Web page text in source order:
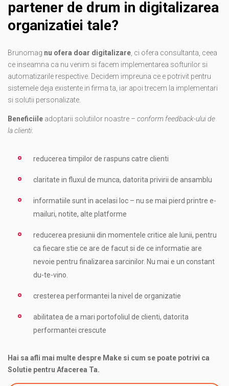
partener de drum in digitalizarea
organizatiei tale?
Brunomag nu ofera doar digitalizare , ci ofera consultanta, ceea
ce inseamna ca nu venim si facem implementarea softurilor si
automatizarile respective. Decidem impreuna ce e potrivit pentru
sistemele deja existente in firma ta, iar apoi trecem la implementari
si solutii personalizate.
Beneficiile adoptarii solutiilor noastre – conform feedback-ului de
la clienti:
reducerea timpilor de raspuns catre clienti
claritate in fluxul de munca, datorita privirii de ansamblu
informatiile sunt in acelasi loc – nu se mai pierd printre e-
mailuri, notite, alte platforme
reducerea presiunii din momentele critice ale lunii, pentru
ca fiecare stie ce are de facut si de ce informatie are
nevoie pentru finalizarea sarcinilor. Nu mai e un constant
du-te-vino.
cresterea performantei la nivel de organizatie
abilitatea de a mari portofoliul de clienti, datorita
performantei crescute
Hai sa afli mai multe despre Make si cum se poate potrivi ca
Solutie pentru Afacerea Ta.